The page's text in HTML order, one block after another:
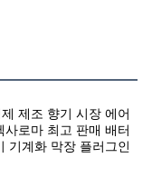
제조 향기 시장 에어
사로마 최고 판매 배터
기계화 막장 플러그인